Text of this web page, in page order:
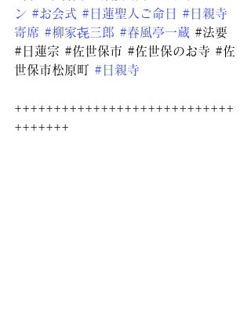
ン #お会式 #日蓮聖人ご命日
#日親寺
寄席 #柳家㐂三郎 #春風亭一蔵 #法要
#日蓮宗 #佐世保市 #佐世保のお寺 #佐
世保市松原町 #日親寺
++++++++++++++++++++++++++++
+++++++